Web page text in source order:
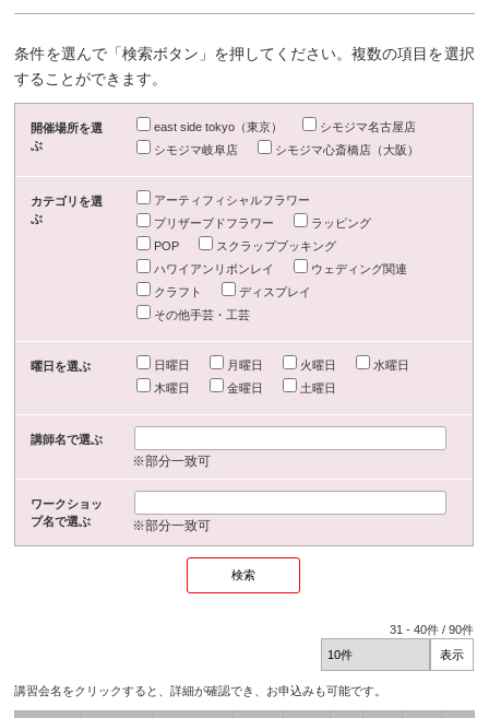
条件を選んで「検索ボタン」を押してください。複数の項目を選択
することができます。
開催場所を選
ぶ
east side tokyo（東京）
シモジマ名古屋店
シモジマ岐阜店
シモジマ心斎橋店（大阪）
カテゴリを選
ぶ
アーティフィシャルフラワー
プリザーブドフラワー
ラッピング
POP
スクラップブッキング
ハワイアンリボンレイ
ウェディング関連
クラフト
ディスプレイ
その他手芸・工芸
曜日を選ぶ 日曜日 月曜日 火曜日
水曜日
木曜日
金曜日 土曜日
講師名で選ぶ
※部分一致可
ワークショッ
プ名で選ぶ
※部分一致可
31 -40件 /90件
講習会名をクリックすると、詳細が確認でき、お申込みも可能です。